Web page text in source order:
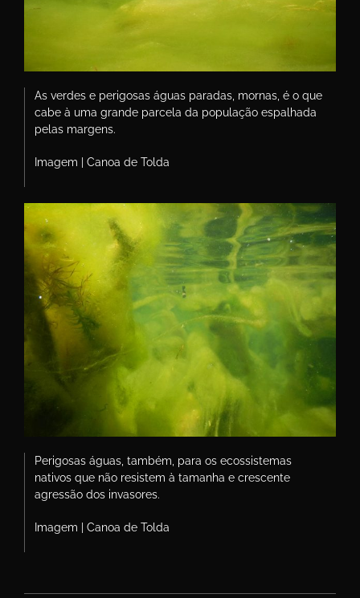
As verdes e perigosas águas paradas, mornas, é o que
cabe à uma grande parcela da população espalhada
pelas margens.
Imagem | Canoa de Tolda
Perigosas águas, também, para os ecossistemas
nativos que não resistem à tamanha e crescente
agressão dos invasores.
Imagem | Canoa de Tolda